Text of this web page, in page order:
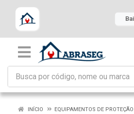
INÍCIO
EQUIPAMENTOS DE PROTEÇÃO